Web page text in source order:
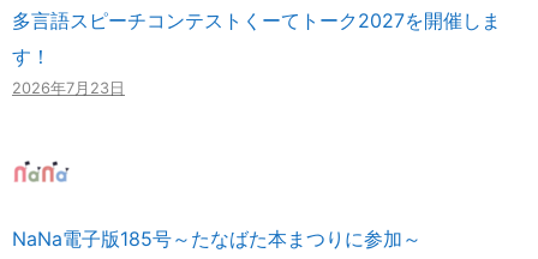
多言語スピーチコンテストくーてトーク2027を開催しま
す！
2026年7月23日
NaNa電子版185号～たなばた本まつりに参加～